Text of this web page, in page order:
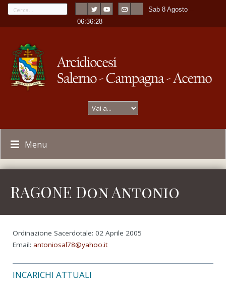
Sab 8 Agosto
-06:36:28
Menu
RAGONE Don Antonio
Ordinazione Sacerdotale: 02 Aprile 2005
Email: antoniosal78@yahoo.it
INCARICHI ATTUALI